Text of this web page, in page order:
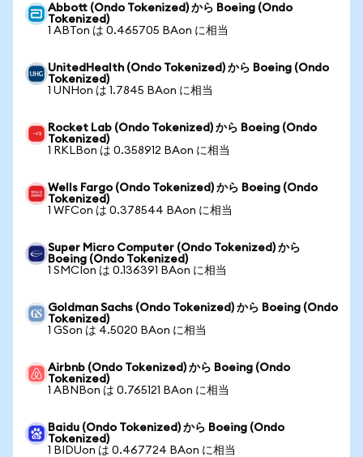
Abbott (Ondo Tokenized) から Boeing (Ondo
Tokenized)
1 ABTon は 0.465705 BAon に相当
UnitedHealth (Ondo Tokenized) から Boeing (Ondo
Tokenized)
1 UNHon は 1.7845 BAon に相当
Rocket Lab (Ondo Tokenized) から Boeing (Ondo
Tokenized)
1 RKLBon は 0.358912 BAon に相当
Wells Fargo (Ondo Tokenized) から Boeing (Ondo
Tokenized)
1 WFCon は 0.378544 BAon に相当
Super Micro Computer (Ondo Tokenized) から
Boeing (Ondo Tokenized)
1 SMCIon は 0.136391 BAon に相当
Goldman Sachs (Ondo Tokenized) から Boeing (Ondo
Tokenized)
1 GSon は 4.5020 BAon に相当
Airbnb (Ondo Tokenized) から Boeing (Ondo
Tokenized)
1 ABNBon は 0.765121 BAon に相当
Baidu (Ondo Tokenized) から Boeing (Ondo
Tokenized)
1 BIDUon は 0.467724 BAon に相当